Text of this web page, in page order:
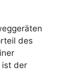
des
ist der